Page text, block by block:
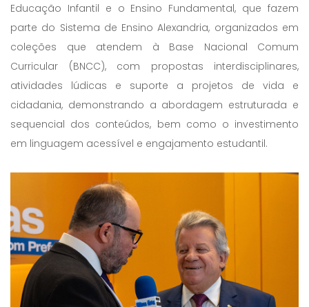
Educação Infantil e o Ensino Fundamental, que fazem
parte do Sistema de Ensino Alexandria, organizados em
coleções que atendem à Base Nacional Comum
Curricular (BNCC), com propostas interdisciplinares,
atividades lúdicas e suporte a projetos de vida e
cidadania, demonstrando a abordagem estruturada e
sequencial dos conteúdos, bem como o investimento
em linguagem acessível e engajamento estudantil.